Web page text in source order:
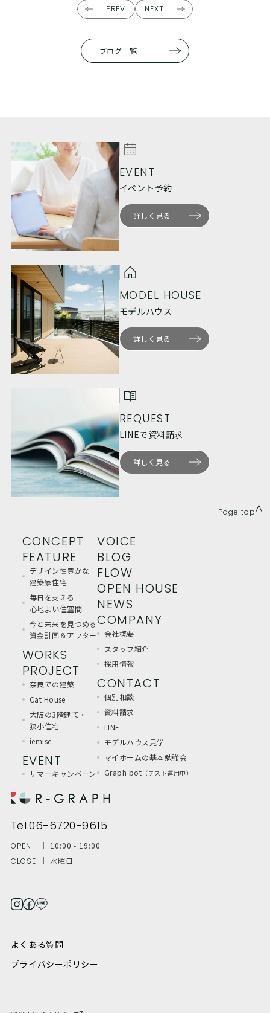
PREV NEXT
ブログ一覧
EVENT
イベント予約
詳しく見る
MODEL HOUSE
モデルハウス
詳しく見る
REQUEST
LINEで資料請求
詳しく見る
Page top
CONCEPT
FEATURE
デザイン性豊かな
建築家住宅
毎日を支える
心地よい住空間
今と未来を見つめる
資金計画＆アフター
WORKS
PROJECT
奈良での建築
Cat House
大阪の3階建て・
狭小住宅
iemise
EVENT
サマーキャンペーン
VOICE
BLOG
FLOW
OPEN HOUSE
NEWS
COMPANY
会社概要
スタッフ紹介
採用情報
CONTACT
個別相談
資料請求
LINE
モデルハウス見学
マイホームの基本勉強会
Graph bot （テスト運用中）
Tel.06-6720-9615
OPEN
│ 10:00 - 19:00
CLOSE
│ 水曜日
よくある質問
プライバシーポリシー